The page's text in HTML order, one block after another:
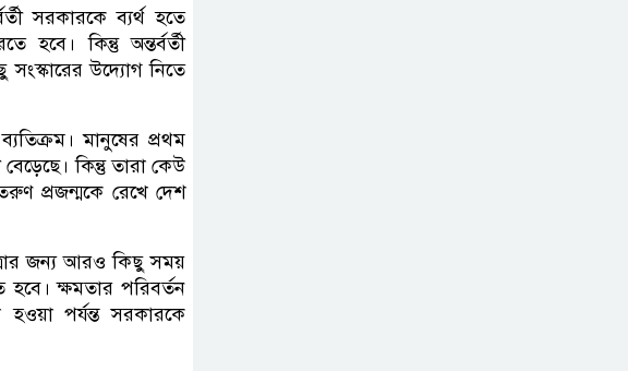
সরকারকে ব্যর্থ হতে
কিন্তু অন্তর্বর্তী
সংস্কারের উদ্যোগ নিতে
মানুষের প্রথম
কিন্তু তারা কেউ
প্রজন্মকে রেখে দেশ
জন্য আরও কিছু সময়
ক্ষমতার পরিবর্তন
পর্যন্ত সরকারকে